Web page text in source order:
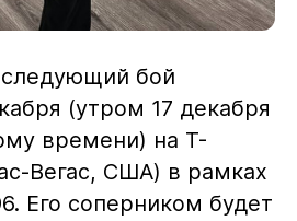
бой
(утром 17 декабря
времени) на T-
Вегас, США) в рамках
Его соперником будет